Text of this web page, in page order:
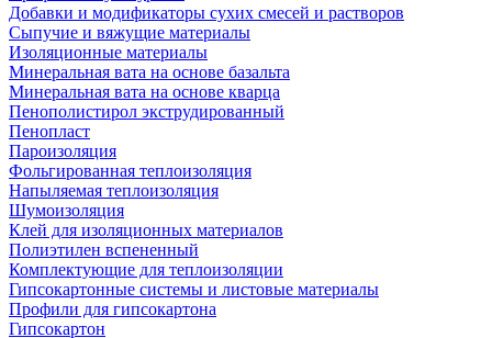
Добавки и модификаторы сухих смесей и растворов
Сыпучие и вяжущие материалы
Изоляционные материалы
Минеральная вата на основе базальта
Минеральная вата на основе кварца
Пенополистирол экструдированный
Пенопласт
Пароизоляция
Фольгированная теплоизоляция
Напыляемая теплоизоляция
Шумоизоляция
Клей для изоляционных материалов
Полиэтилен вспененный
Комплектующие для теплоизоляции
Гипсокартонные системы и листовые материалы
Профили для гипсокартона
Гипсокартон